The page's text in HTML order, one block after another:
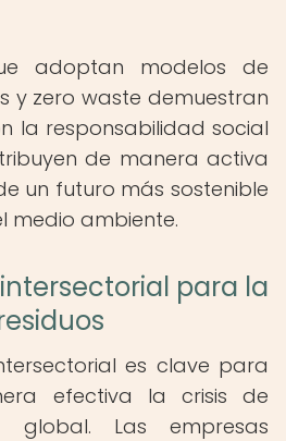
adoptan modelos de
y zero waste demuestran
la responsabilidad social
de manera activa
un futuro más sostenible
medio ambiente.
para la
es clave para
efectiva la crisis de
global. Las empresas